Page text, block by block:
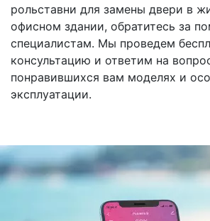
рольставни для замены двери в
офисном здании, обратитесь за
специалистам. Мы проведем
консультацию и ответим на
понравившихся вам моделях и
эксплуатации.